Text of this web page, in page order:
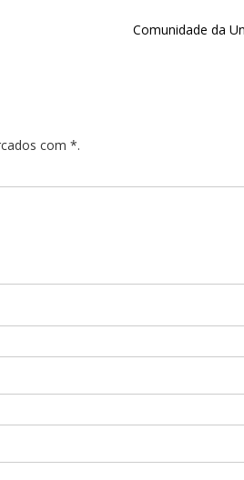
Comunidade da
com *.